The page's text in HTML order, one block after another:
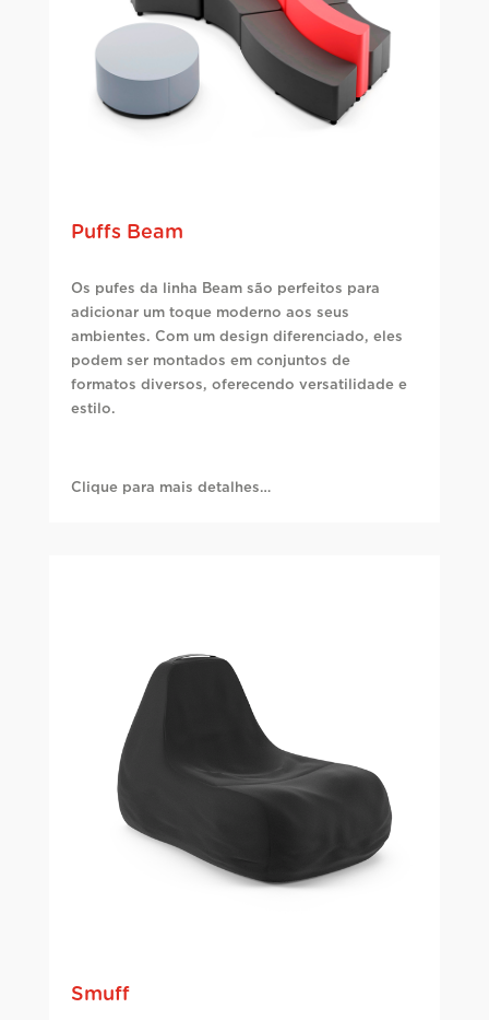
Puffs Beam
Os pufes da linha Beam são perfeitos para
adicionar um toque moderno aos seus
ambientes. Com um design diferenciado, eles
podem ser montados em conjuntos de
formatos diversos, oferecendo versatilidade e
estilo.
Clique para mais detalhes…
Smuff